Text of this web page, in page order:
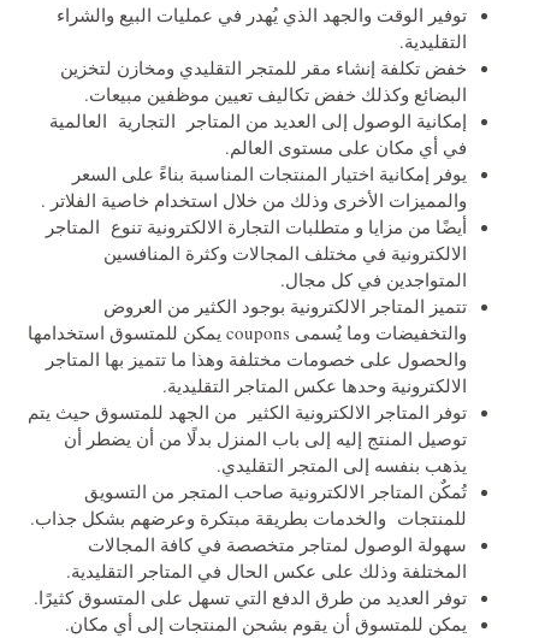
توفير الوقت والجهد الذي يُهدر في عمليات البيع والشراء
التقليدية.
خفض تكلفة إنشاء مقر للمتجر التقليدي ومخازن لتخزين
البضائع وكذلك خفض تكاليف تعيين موظفين مبيعات.
إمكانية الوصول إلى العديد من المتاجر التجارية العالمية
في أي مكان على مستوى العالم.
يوفر إمكانية اختيار المنتجات المناسبة بناءً على السعر
والمميزات الأخرى وذلك من خلال استخدام خاصية الفلاتر .
أيضًا من مزايا و متطلبات التجارة الالكترونية تنوع المتاجر
الالكترونية في مختلف المجالات وكثرة المنافسين
المتواجدين في كل مجال.
تتميز المتاجر الالكترونية بوجود الكثير من العروض
والتخفيضات وما يُسمى coupons يمكن للمتسوق استخدامها
والحصول على خصومات مختلفة وهذا ما تتميز بها المتاجر
الالكترونية وحدها عكس المتاجر التقليدية.
توفر المتاجر الالكترونية الكثير من الجهد للمتسوق حيث يتم
توصيل المنتج إليه إلى باب المنزل بدلًا من أن يضطر أن
يذهب بنفسه إلى المتجر التقليدي.
تُمكٌن المتاجر الالكترونية صاحب المتجر من التسويق
للمنتجات والخدمات بطريقة مبتكرة وعرضهم بشكل جذاب.
سهولة الوصول لمتاجر متخصصة في كافة المجالات
المختلفة وذلك على عكس الحال في المتاجر التقليدية.
توفر العديد من طرق الدفع التي تسهل على المتسوق كثيرًا.
يمكن للمتسوق أن يقوم بشحن المنتجات إلى أي مكان.